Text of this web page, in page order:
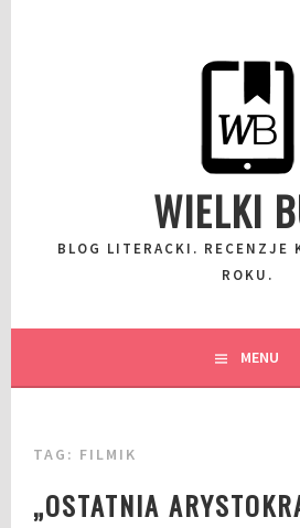
WIELKI
BLOG LITERACKI. RECENZJE
ROKU.
MENU
TAG: FILMIK
„OSTATNIA